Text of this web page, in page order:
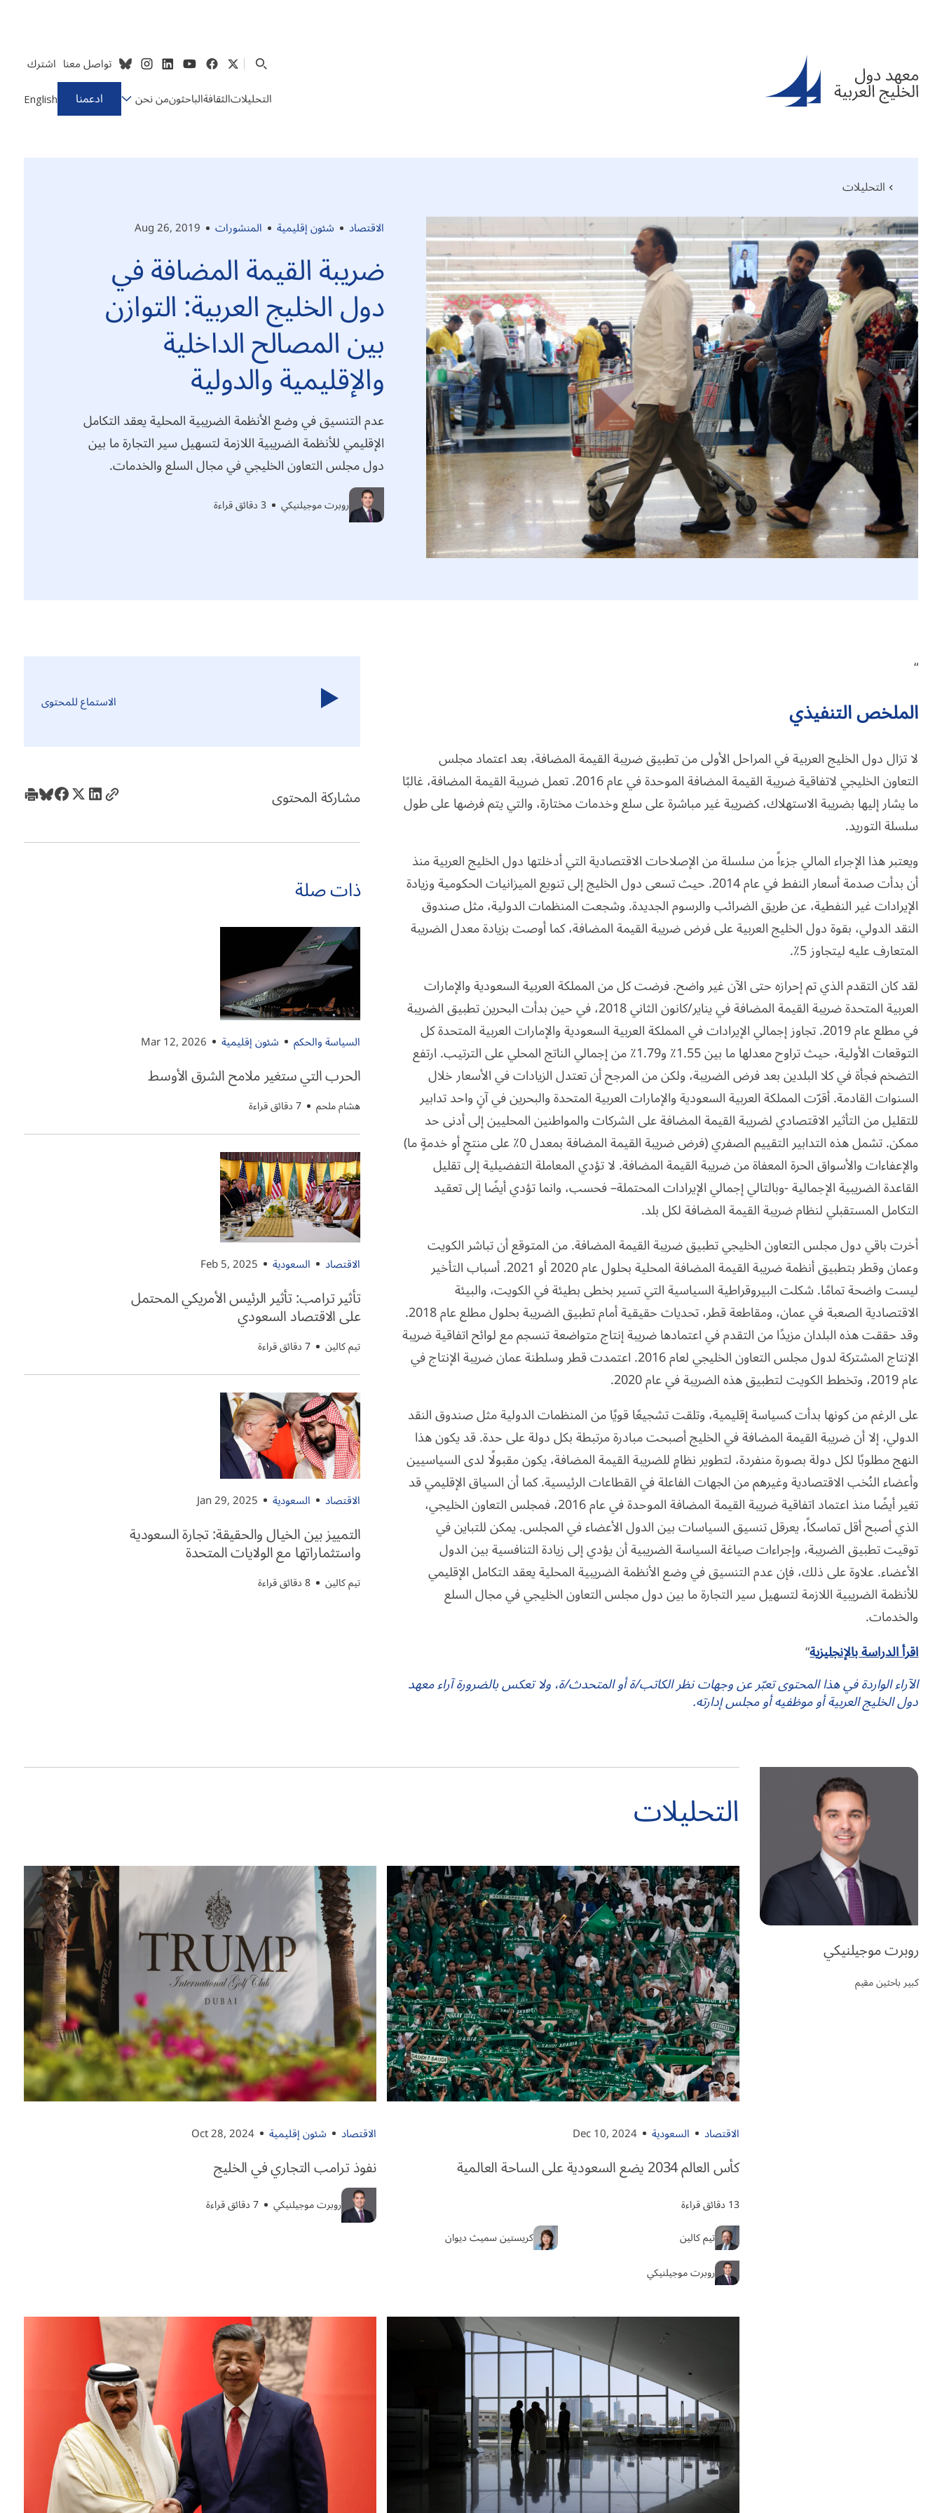
تواصل معنا اشترك
التحليلاتالثقافةالباحثونمن نحن ادعمنا English
التحليلات
الاقتصاد شئون إقليمية المنشورات Aug 26, 2019
ضريبة القيمة المضافة في
دول الخليج العربية: التوازن
بين المصالح الداخلية
والإقليمية والدولية
عدم التنسيق في وضع الأنظمة الضريبية المحلية يعقد التكامل
الإقليمي للأنظمة الضريبية اللازمة لتسهيل سير التجارة ما بين
دول مجلس التعاون الخليجي في مجال السلع والخدمات.
روبرت موجيلنيكي 3 دقائق قراءة
“
الملخص التنفيذي
لا تزال دول الخليج العربية في المراحل الأولى من تطبيق ضريبة القيمة المضافة، بعد اعتماد مجلس
التعاون الخليجي لاتفاقية ضريبة القيمة المضافة الموحدة في عام 2016. تعمل ضريبة القيمة المضافة، غالبًا
ما يشار إليها بضريبة الاستهلاك، كضريبة غير مباشرة على سلع وخدمات مختارة، والتي يتم فرضها على طول
سلسلة التوريد.
ويعتبر هذا الإجراء المالي جزءاً من سلسلة من الإصلاحات الاقتصادية التي أدخلتها دول الخليج العربية منذ
أن بدأت صدمة أسعار النفط في عام 2014. حيث تسعى دول الخليج إلى تنويع الميزانيات الحكومية وزيادة
الإيرادات غير النفطية، عن طريق الضرائب والرسوم الجديدة. وشجعت المنظمات الدولية، مثل صندوق
النقد الدولي، بقوة دول الخليج العربية على فرض ضريبة القيمة المضافة، كما أوصت بزيادة معدل الضريبة
المتعارف عليه ليتجاوز 5٪.
لقد كان التقدم الذي تم إحرازه حتى الآن غير واضح. فرضت كل من المملكة العربية السعودية والإمارات
العربية المتحدة ضريبة القيمة المضافة في يناير/كانون الثاني 2018، في حين بدأت البحرين تطبيق الضريبة
في مطلع عام 2019. تجاوز إجمالي الإيرادات في المملكة العربية السعودية والإمارات العربية المتحدة كل
التوقعات الأولية، حيث تراوح معدلها ما بين 1.55٪ و1.79٪ من إجمالي الناتج المحلي على الترتيب. ارتفع
التضخم فجأة في كلا البلدين بعد فرض الضريبة، ولكن من المرجح أن تعتدل الزيادات في الأسعار خلال
السنوات القادمة. أقرّت المملكة العربية السعودية والإمارات العربية المتحدة والبحرين في آنٍ واحد تدابير
للتقليل من التأثير الاقتصادي لضريبة القيمة المضافة على الشركات والمواطنين المحليين إلى أدنى حد
ممكن. تشمل هذه التدابير التقييم الصفري (فرض ضريبة القيمة المضافة بمعدل 0٪ على منتجٍ أو خدمةٍ ما)
والإعفاءات والأسواق الحرة المعفاة من ضريبة القيمة المضافة. لا تؤدي المعاملة التفضيلية إلى تقليل
القاعدة الضريبية الإجمالية -وبالتالي إجمالي الإيرادات المحتملة– فحسب، وانما تؤدي أيضًا إلى تعقيد
التكامل المستقبلي لنظام ضريبة القيمة المضافة لكل بلد.
أخرت باقي دول مجلس التعاون الخليجي تطبيق ضريبة القيمة المضافة. من المتوقع أن تباشر الكويت
وعمان وقطر بتطبيق أنظمة ضريبة القيمة المضافة المحلية بحلول عام 2020 أو 2021. أسباب التأخير
ليست واضحة تمامًا. شكلت البيروقراطية السياسية التي تسير بخطى بطيئة في الكويت، والبيئة
الاقتصادية الصعبة في عمان، ومقاطعة قطر، تحديات حقيقية أمام تطبيق الضريبة بحلول مطلع عام 2018.
وقد حققت هذه البلدان مزيدًا من التقدم في اعتمادها ضريبة إنتاج متواضعة تنسجم مع لوائح اتفاقية ضريبة
الإنتاج المشتركة لدول مجلس التعاون الخليجي لعام 2016. اعتمدت قطر وسلطنة عمان ضريبة الإنتاج في
عام 2019، وتخطط الكويت لتطبيق هذه الضريبة في عام 2020.
على الرغم من كونها بدأت كسياسة إقليمية، وتلقت تشجيعًا قويًا من المنظمات الدولية مثل صندوق النقد
الدولي، إلا أن ضريبة القيمة المضافة في الخليج أصبحت مبادرة مرتبطة بكل دولة على حدة. قد يكون هذا
النهج مطلوبًا لكل دولة بصورة منفردة، لتطوير نظامٍ للضريبة القيمة المضافة، يكون مقبولًا لدى السياسيين
وأعضاء النُخب الاقتصادية وغيرهم من الجهات الفاعلة في القطاعات الرئيسية. كما أن السياق الإقليمي قد
تغير أيضًا منذ اعتماد اتفاقية ضريبة القيمة المضافة الموحدة في عام 2016، فمجلس التعاون الخليجي،
الذي أصبح أقل تماسكاً، يعرقل تنسيق السياسات بين الدول الأعضاء في المجلس. يمكن للتباين في
توقيت تطبيق الضريبة، وإجراءات صياغة السياسة الضريبية أن يؤدي إلى زيادة التنافسية بين الدول
الأعضاء. علاوة على ذلك، فإن عدم التنسيق في وضع الأنظمة الضريبية المحلية يعقد التكامل الإقليمي
للأنظمة الضريبية اللازمة لتسهيل سير التجارة ما بين دول مجلس التعاون الخليجي في مجال السلع
والخدمات.
اقرأ الدراسة بالإنجليزية“
الآراء الواردة في هذا المحتوى تعبّر عن وجهات نظر الكاتب/ة أو المتحدث/ة، ولا تعكس بالضرورة آراء معهد
دول الخليج العربية أو موظفيه أو مجلس إدارته.
الاستماع للمحتوى
مشاركة المحتوى
ذات صلة
السياسة والحكم شئون إقليمية Mar 12, 2026
الحرب التي ستغير ملامح الشرق الأوسط
هشام ملحم 7 دقائق قراءة
الاقتصاد السعودية Feb 5, 2025
تأثير ترامب: تأثير الرئيس الأمريكي المحتمل
على الاقتصاد السعودي
تيم كالين 7 دقائق قراءة
الاقتصاد السعودية Jan 29, 2025
التمييز بين الخيال والحقيقة: تجارة السعودية
واستثماراتها مع الولايات المتحدة
تيم كالين 8 دقائق قراءة
روبرت موجيلنيكي
كبير باحثين مقيم
التحليلات
الاقتصاد السعودية Dec 10, 2024
كأس العالم 2034 يضع السعودية على الساحة العالمية
13 دقائق قراءة
تيم كالين
كريستين سميث ديوان
روبرت موجيلنيكي
الاقتصاد شئون إقليمية Oct 28, 2024
نفوذ ترامب التجاري في الخليج
روبرت موجيلنيكي 7 دقائق قراءة